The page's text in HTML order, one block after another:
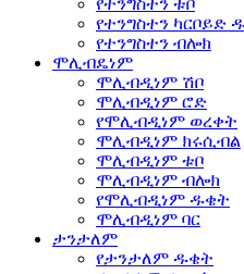
የተንግስተን ካርቦይድ
የተንግስተን ብሎክ
ሞሊብዴነም
ሞሊብዲነም ሽቦ
ሞሊብዲነም ሮድ
የሞሊብዲነም ወረቀት
ሞሊብዲነም ክሩሲብል
ሞሊብዲነም ቱቦ
ሞሊብዲነም ብሎክ
የሞሊብዲነም ዱቄት
ሞሊብዲነም ባር
ታንታለም
የታንታለም ዱቄት